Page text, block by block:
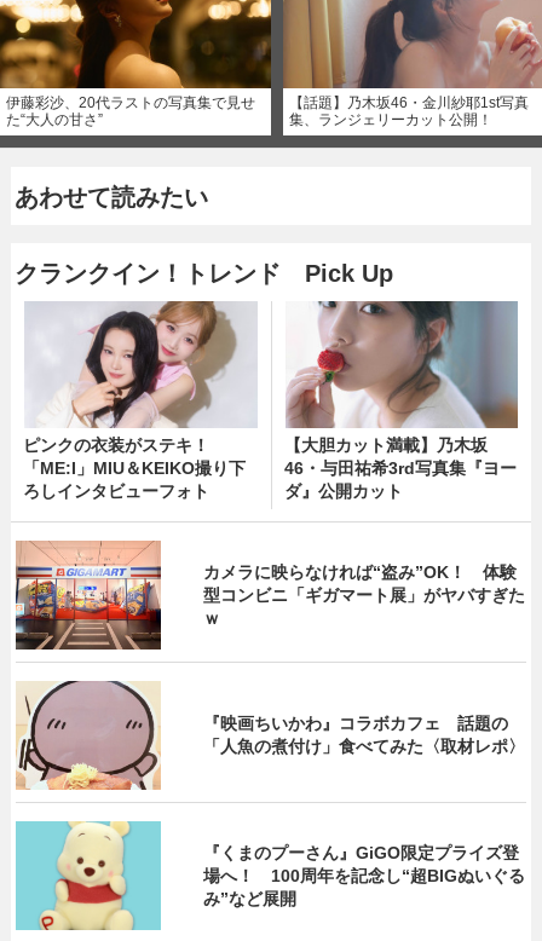
伊藤彩沙、20代ラストの写真集で見せ
た“大人の甘さ”
【話題】乃木坂46・金川紗耶1st写真
集、ランジェリーカット公開！
あわせて読みたい
クランクイン！トレンド Pick Up
ピンクの衣装がステキ！
「ME:I」MIU＆KEIKO撮り下
ろしインタビューフォト
【大胆カット満載】乃木坂
46・与田祐希3rd写真集『ヨー
ダ』公開カット
カメラに映らなければ“盗み”OK！ 体験
型コンビニ「ギガマート展」がヤバすぎた
ｗ
『映画ちいかわ』コラボカフェ 話題の
「人魚の煮付け」食べてみた〈取材レポ〉
『くまのプーさん』GiGO限定プライズ登
場へ！ 100周年を記念し“超BIGぬいぐる
み”など展開